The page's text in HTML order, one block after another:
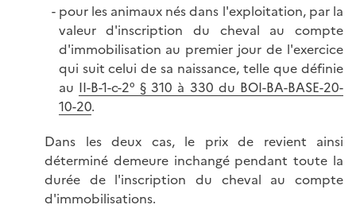
pour les animaux nés dans l'exploitation, par la
valeur d'inscription du cheval au compte
d'immobilisation au premier jour de l'exercice
qui suit celui de sa naissance, telle que définie
au II-B-1-c-2° § 310 à 330 du BOI-BA-BASE-20-
10-20.
Dans les deux cas, le prix de revient ainsi
déterminé demeure inchangé pendant toute la
durée de l'inscription du cheval au compte
d'immobilisations.